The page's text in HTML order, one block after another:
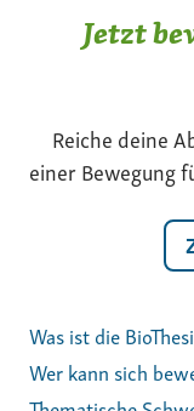
Jetzt
Reiche deine
einer Bewegung
Was ist die
Wer kann sich